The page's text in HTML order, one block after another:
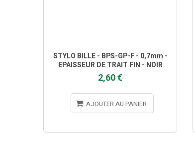
STYLO BILLE - BPS-GP-F - 0,7mm -
EPAISSEUR DE TRAIT FIN - NOIR
2,60 €
AJOUTER AU PANIER